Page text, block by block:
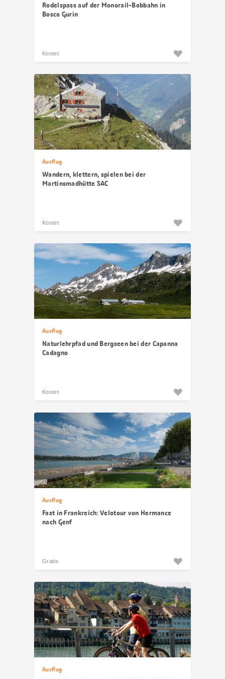
Rodelspass auf der Monorail-Bobbahn in
Bosco Gurin
Kostet
Ausflug
Wandern, klettern, spielen bei der
Martinsmadhütte SAC
Kostet
Ausflug
Naturlehrpfad und Bergseen bei der Capanna
Cadagno
Kostet
Ausflug
Fast in Frankreich: Velotour von Hermance
nach Genf
Gratis
Ausflug